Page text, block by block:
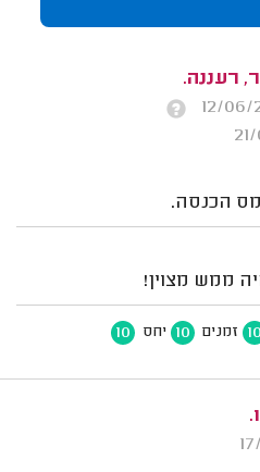
רעננה.
הכנסה.
ממש מצוין!
10 זמנים 10 יחס 10